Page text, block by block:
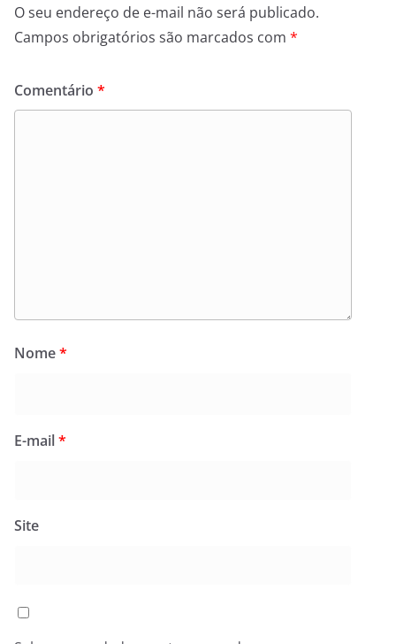
O seu endereço de e-mail não será publicado.
Campos obrigatórios são marcados com *
Comentário *
Nome*
E-mail*
Site